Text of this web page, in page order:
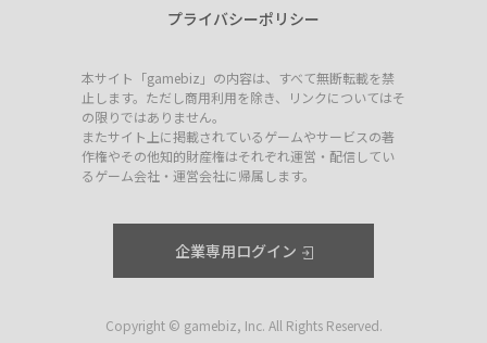
プライバシーポリシー
本サイト「gamebiz」の内容は、すべて無断転載を禁
止します。ただし商用利用を除き、リンクについてはそ
の限りではありません。
またサイト上に掲載されているゲームやサービスの著
作権やその他知的財産権はそれぞれ運営・配信してい
るゲーム会社・運営会社に帰属します。
企業専用ログイン
Copyright © gamebiz, Inc. All Rights Reserved.